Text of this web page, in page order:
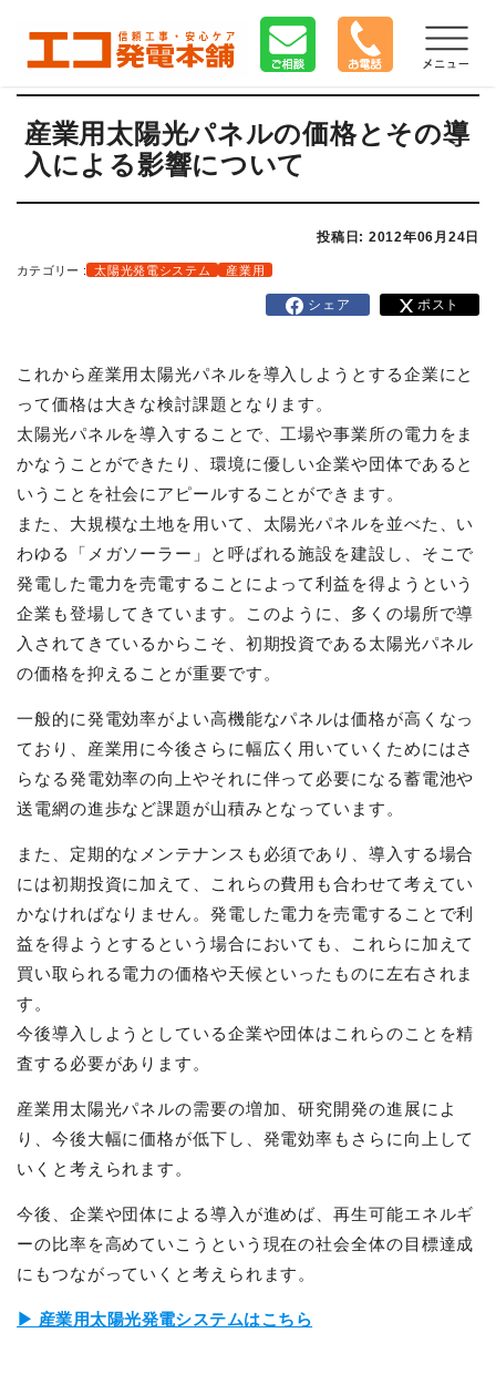
産業用太陽光パネルの価格とその導
入による影響について
投稿日: 2012年06月24日
カテゴリー : 太陽光発電システム 産業用
シェア ポスト
これから産業用太陽光パネルを導入しようとする企業にと
って価格は大きな検討課題となります。
太陽光パネルを導入することで、工場や事業所の電力をま
かなうことができたり、環境に優しい企業や団体であると
いうことを社会にアピールすることができます。
また、大規模な土地を用いて、太陽光パネルを並べた、い
わゆる「メガソーラー」と呼ばれる施設を建設し、そこで
発電した電力を売電することによって利益を得ようという
企業も登場してきています。このように、多くの場所で導
入されてきているからこそ、初期投資である太陽光パネル
の価格を抑えることが重要です。
一般的に発電効率がよい高機能なパネルは価格が高くなっ
ており、産業用に今後さらに幅広く用いていくためにはさ
らなる発電効率の向上やそれに伴って必要になる蓄電池や
送電網の進歩など課題が山積みとなっています。
また、定期的なメンテナンスも必須であり、導入する場合
には初期投資に加えて、これらの費用も合わせて考えてい
かなければなりません。発電した電力を売電することで利
益を得ようとするという場合においても、これらに加えて
買い取られる電力の価格や天候といったものに左右されま
す。
今後導入しようとしている企業や団体はこれらのことを精
査する必要があります。
産業用太陽光パネルの需要の増加、研究開発の進展によ
り、今後大幅に価格が低下し、発電効率もさらに向上して
いくと考えられます。
今後、企業や団体による導入が進めば、再生可能エネルギ
ーの比率を高めていこうという現在の社会全体の目標達成
にもつながっていくと考えられます。
▶ 産業用太陽光発電システムはこちら